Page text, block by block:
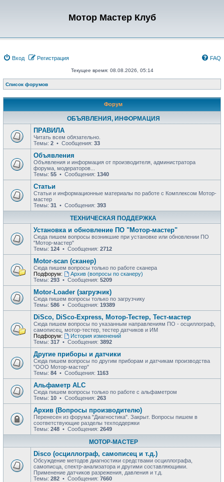
Мотор Мастер Клуб
Вход Регистрация FAQ
Текущее время: 08.08.2026, 05:14
Список форумов
Форум
ОБЪЯВЛЕНИЯ, ИНФОРМАЦИЯ
ПРАВИЛА
Читать всем обязательно.
Темы: 2 • Сообщения: 33
Объявления
Объявления и информация от производителя, администратора
форума, модераторов...
Темы: 55 • Сообщения: 1340
Статьи
Статьи и информационные материалы по работе с Комплексом Мотор-
мастер
Темы: 31 • Сообщения: 393
ТЕХНИЧЕСКАЯ ПОДДЕРЖКА
Установка и обновление ПО "Мотор-мастер"
Сюда пишем вопросы возникшие при установке или обновлении ПО
"Мотор-мастер"
Темы: 124 • Сообщения: 2712
Motor-scan (сканер)
Сюда пишем вопросы только по работе сканера
Подфорум:
Архив (вопросы по сканеру)
Темы: 293 • Сообщения: 5209
Motor-Loader (загрузчик)
Сюда пишем вопросы только по загрузчику
Темы: 586 • Сообщения: 19389
DiSco, DiSco-Express, Мотор-Тестер, Тест-мастер
Сюда пишем вопросы по указанным направлениям ПО - осциллограф,
самописец, мотор-тестер, тестер датчиков и ИМ
Подфорум:
История изменений
Темы: 317 • Сообщения: 3892
Другие приборы и датчики
Сюда пишем вопросы по другим приборам и датчикам производства
"ООО Мотор-мастер"
Темы: 84 • Сообщения: 1163
Альфаметр ALC
Сюда пишем вопросы только по работе с альфаметром
Темы: 10 • Сообщения: 263
Архив (Вопросы производителю)
Перенесен из форума "Диагностика". Закрыт. Вопросы пишем в
соответствующие разделы техподдержки
Темы: 248 • Сообщения: 2649
МОТОР-МАСТЕР
Disco (осциллограф, самописец и т.д.)
Обсуждение методов диагностики средствами осциллографа,
самописца, спектр-анализатора и другими составляющими.
Применение датчиков разрежения, давления и т.д.
Темы: 282 • Сообщения: 7660